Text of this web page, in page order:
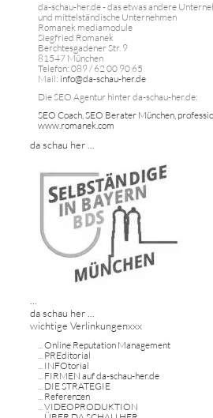
da-schau-her.de - das etwas andere
und mittelständische Unternehmen
Romanek mediamodule
Siegfried Romanek
Berchtesgadener Str. 9
81547 München
Telefon: 089 / 62 00 90 65
Mail: info@da-schau-her.de
Die SEO Agentur hinter da-schau-her.de:
SEO Coach, SEO Berater München,
www.romanek.com
da schau her ...
...
da schau her ...
wichtige Verlinkungenxxx
...Online Reputation Management
... PREditorial
... INFOtorial
... FIRMEN auf da-schau-her.de
... DIE STRATEGIE
... Referenzen
...VIDEOPRODUKTION